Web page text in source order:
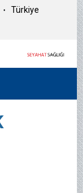
Türkiye